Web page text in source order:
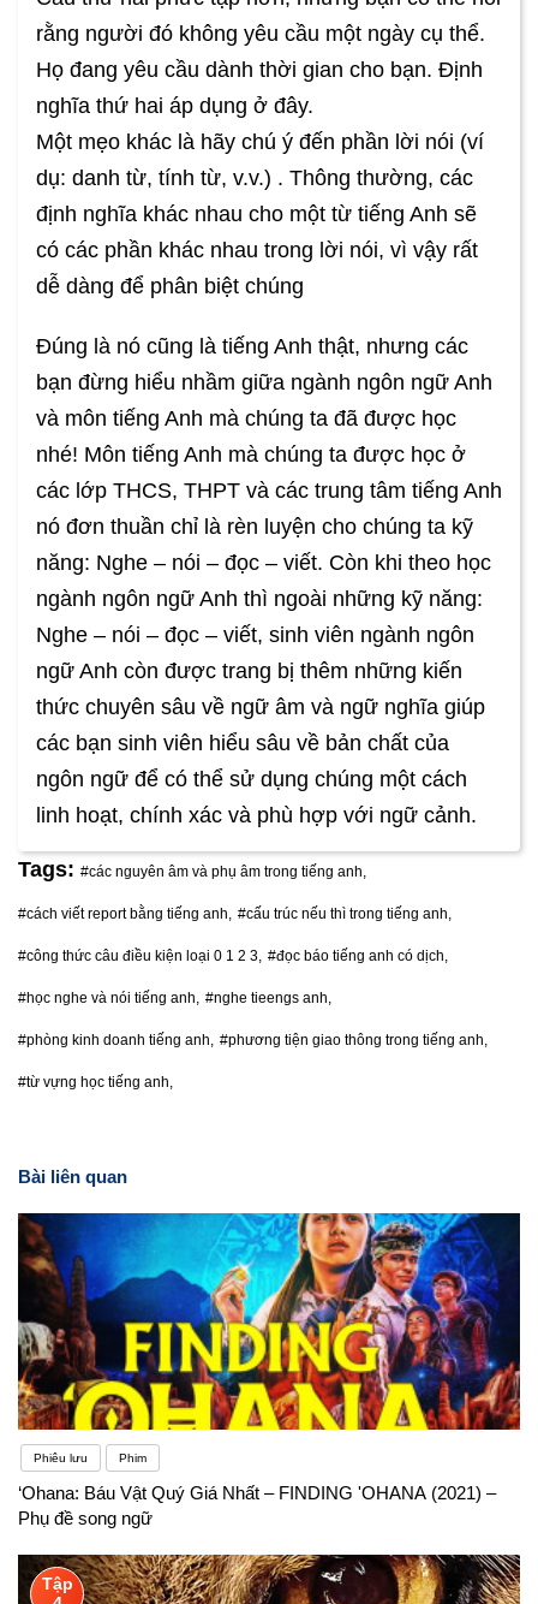
rằng người đó không yêu cầu một ngày cụ thể.
Họ đang yêu cầu dành thời gian cho bạn. Định
nghĩa thứ hai áp dụng ở đây.
Một mẹo khác là hãy chú ý đến phần lời nói (ví
dụ: danh từ, tính từ, v.v.) . Thông thường, các
định nghĩa khác nhau cho một từ tiếng Anh sẽ
có các phần khác nhau trong lời nói, vì vậy rất
dễ dàng để phân biệt chúng
Đúng là nó cũng là tiếng Anh thật, nhưng các
bạn đừng hiểu nhầm giữa ngành ngôn ngữ Anh
và môn tiếng Anh mà chúng ta đã được học
nhé! Môn tiếng Anh mà chúng ta được học ở
các lớp THCS, THPT và các trung tâm tiếng Anh
nó đơn thuần chỉ là rèn luyện cho chúng ta kỹ
năng: Nghe – nói – đọc – viết. Còn khi theo học
ngành ngôn ngữ Anh thì ngoài những kỹ năng:
Nghe – nói – đọc – viết, sinh viên ngành ngôn
ngữ Anh còn được trang bị thêm những kiến
thức chuyên sâu về ngữ âm và ngữ nghĩa giúp
các bạn sinh viên hiểu sâu về bản chất của
ngôn ngữ để có thể sử dụng chúng một cách
linh hoạt, chính xác và phù hợp với ngữ cảnh.
Tags: #các nguyên âm và phụ âm trong tiếng anh,
#cách viết report bằng tiếng anh, #cấu trúc nếu thì trong tiếng anh,
#công thức câu điều kiện loại 0 1 2 3, #đọc báo tiếng anh có dịch,
#học nghe và nói tiếng anh, #nghe tieengs anh,
#phòng kinh doanh tiếng anh, #phương tiện giao thông trong tiếng anh,
#từ vựng học tiếng anh,
Bài liên quan
Phiêu lưu Phim
‘Ohana: Báu Vật Quý Giá Nhất – FINDING 'OHANA (2021) –
Phụ đề song ngữ
Tập